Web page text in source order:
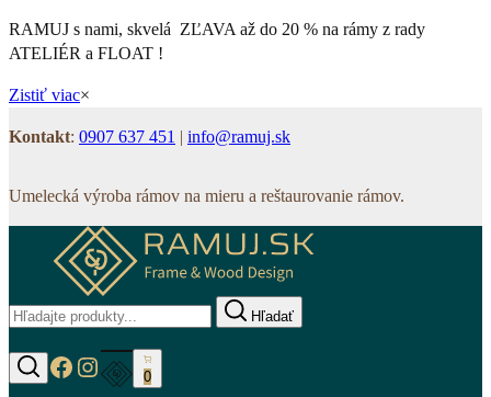
RAMUJ s nami, skvelá ZĽAVA až do 20 % na rámy z rady
ATELIÉR a FLOAT !
Zistiť viac×
Kontakt: 0907 637 451 | info@ramuj.sk
Umelecká výroba rámov na mieru a reštaurovanie rámov.
Hľadať
Hľadať
https://www.facebook.com/www.ramuj.sk
https://www.instagram.com/ramuj.sk
0